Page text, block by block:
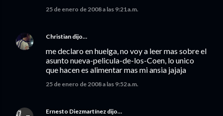
25 de enero de 2008 a las 9:21 a.m.
Christian dijo…
me declaro en huelga, no voy a leer mas sobre el
asunto nueva-pelicula-de-los-Coen, lo unico
que hacen es alimentar mas mi ansia jajaja
25 de enero de 2008 a las 9:52 a.m.
Ernesto Diezmartínez dijo…